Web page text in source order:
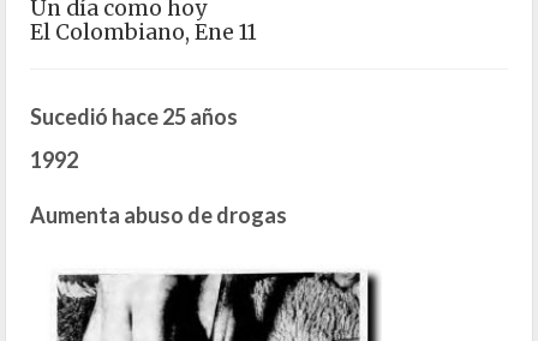
Un día como hoy
El Colombiano, Ene 11
Sucedió hace 25 años
1992
Aumenta abuso de drogas